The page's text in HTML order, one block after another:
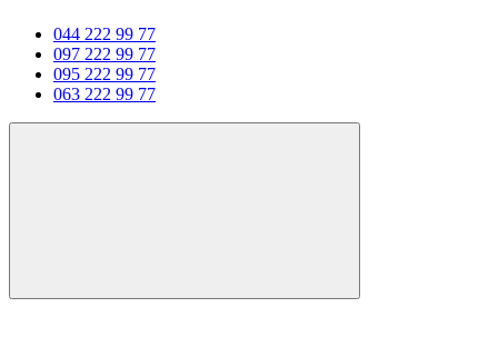
044 222 99 77
097 222 99 77
095 222 99 77
063 222 99 77